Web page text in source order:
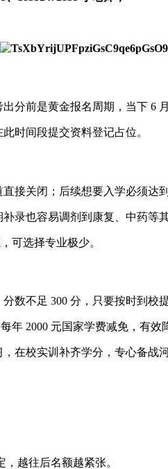
分前是黄金报名周期，当下 6
时间段提交资料登记占位。
接关闭；后续想要入学必须达
录也容易调剂到康复、中药等其
可选择专业极少。
数不足 300 分，只要按时到校
2000 元国家学费减免，有效
在校实训补齐学分，专心备战
越往后名额越紧张。